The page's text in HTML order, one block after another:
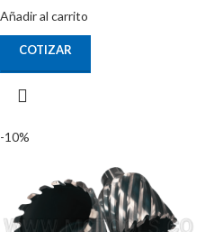
Añadir al carrito
COTIZAR
-10%